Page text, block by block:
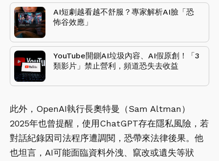
AI短劇越看越不舒服？專家解析AI臉「恐
怖谷效應」
YouTube開鍘AI垃圾內容、AI假原創！「3
類影片」禁止營利，頻道恐失去收益
此外，OpenAI執行長奧特曼（Sam Altman）
2025年也曾提醒，使用ChatGPT存在隱私風險，若
對話紀錄因司法程序遭調閱，恐帶來法律後果。他
也坦言，AI可能面臨資料外洩、竄改或遺失等狀